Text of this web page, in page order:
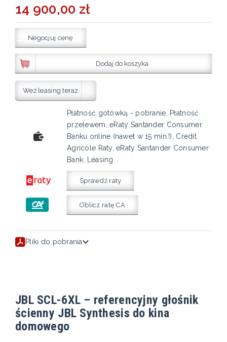
14 900,00 zł
Negocjuj cenę
Dodaj do koszyka
Weź leasing teraz
Płatność gotówką - pobranie, Płatność
przelewem, eRaty Santander Consumer
Banku online (nawet w 15 min.!), Credit
Agricole Raty, eRaty Santander Consumer
Bank, Leasing
Sprawdź raty
Oblicz ratę CA
Pliki do pobrania
JBL SCL-6XL – referencyjny głośnik
ścienny JBL Synthesis do kina
domowego